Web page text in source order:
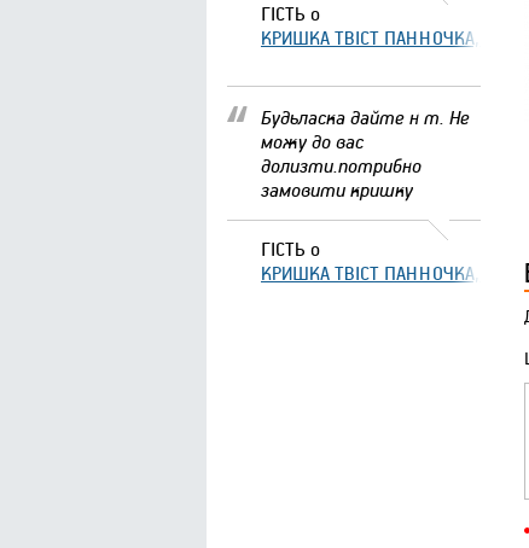
ГІСТЬ о
КРИШКА ТВІСТ ПАННОЧКА, ЩО
Будьласка дайте н т. Не
можу до вас
долизти.потрибно
замовити кришку
ГІСТЬ о
КРИШКА ТВІСТ ПАННОЧКА, ЩО